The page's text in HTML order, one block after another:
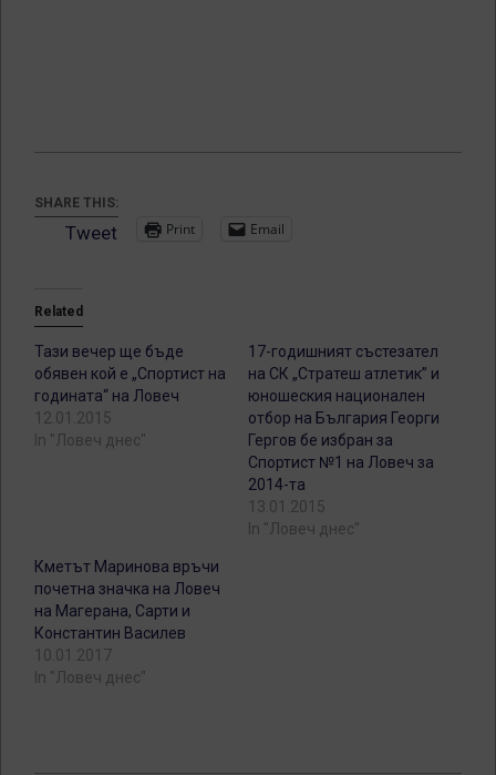
SHARE THIS:
Tweet Print Email
Related
Тази вечер ще бъде
обявен кой е „Спортист на
годината“ на Ловеч
12.01.2015
In "Ловеч днес"
17-годишният състезател
на СК „Стратеш атлетик” и
юношеския национален
отбор на България Георги
Гергов бе избран за
Спортист №1 на Ловеч за
2014-та
13.01.2015
In "Ловеч днес"
Кметът Маринова връчи
почетна значка на Ловеч
на Магерана, Сарти и
Константин Василев
10.01.2017
In "Ловеч днес"